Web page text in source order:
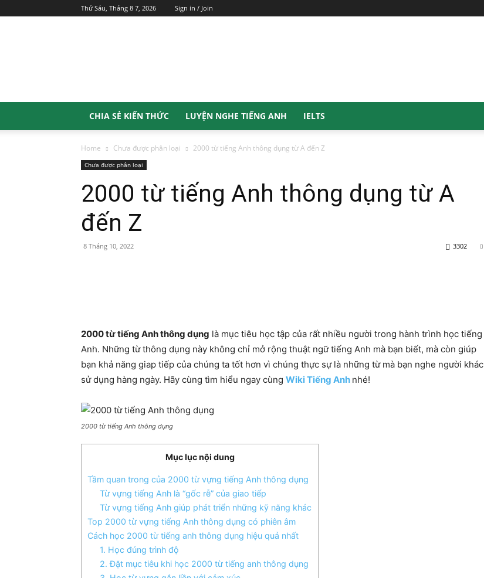
Thứ Sáu, Tháng 8 7, 2026 Sign in / Join
CHIA SẺ KIẾN THỨC LUYỆN NGHE TIẾNG ANH IELTS
Home Chưa được phân loại 2000 từ tiếng Anh thông dụng từ A đến Z
Chưa được phân loại
2000 từ tiếng Anh thông dụng từ A
đến Z
8 Tháng 10, 2022 3302
2000 từ tiếng Anh thông dụng là mục tiêu học tập của rất nhiều người trong hành trình học tiếng
Anh. Những từ thông dụng này không chỉ mở rộng thuật ngữ tiếng Anh mà bạn biết, mà còn giúp
bạn khả năng giap tiếp của chúng ta tốt hơn vì chúng thực sự là những từ mà bạn nghe người khác
sử dụng hàng ngày. Hãy cùng tìm hiểu ngay cùng Wiki Tiếng Anh nhé!
2000 từ tiếng Anh thông dụng
Mục lục nội dung
Tầm quan trong của 2000 từ vựng tiếng Anh thông dụng
Từ vựng tiếng Anh là “gốc rễ” của giao tiếp
Từ vựng tiếng Anh giúp phát triển những kỹ năng khác
Top 2000 từ vựng tiếng Anh thông dụng có phiên âm
Cách học 2000 từ tiếng anh thông dụng hiệu quả nhất
1. Học đúng trình độ
2. Đặt mục tiêu khi học 2000 từ tiếng anh thông dụng